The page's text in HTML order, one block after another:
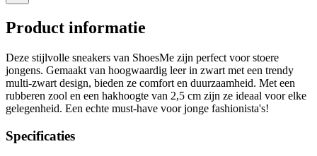
Product informatie
Deze stijlvolle sneakers van ShoesMe zijn perfect voor stoere
jongens. Gemaakt van hoogwaardig leer in zwart met een trendy
multi-zwart design, bieden ze comfort en duurzaamheid. Met een
rubberen zool en een hakhoogte van 2,5 cm zijn ze ideaal voor elke
gelegenheid. Een echte must-have voor jonge fashionista's!
Specificaties